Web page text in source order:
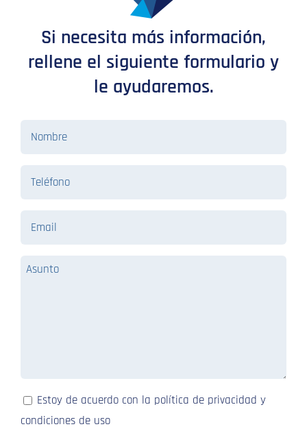
Si necesita más información,
rellene el siguiente formulario y
le ayudaremos.
Asunto
Consentimiento
Estoy de acuerdo con la política de privacidad y
condiciones de uso